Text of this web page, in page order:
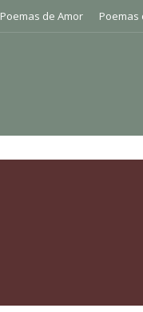
Poemas de Amor Poemas